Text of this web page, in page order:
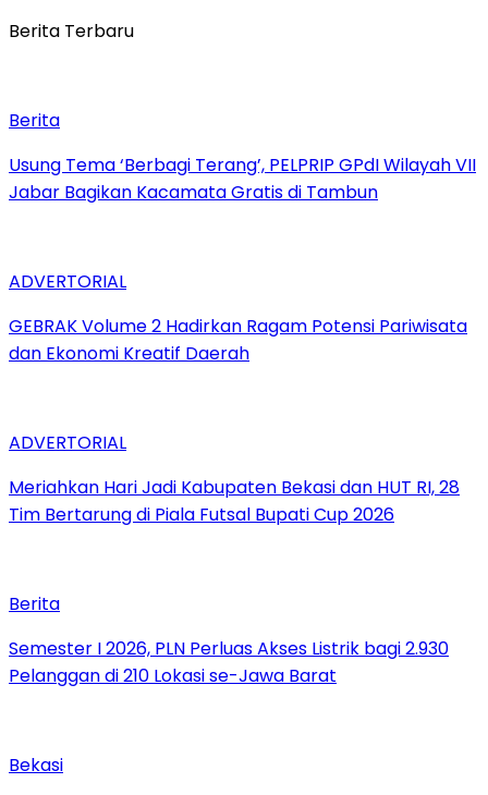
Berita Terbaru
Berita
‎Usung Tema ‘Berbagi Terang’, PELPRIP GPdI Wilayah VII
Jabar Bagikan Kacamata Gratis di Tambun
ADVERTORIAL
GEBRAK Volume 2 Hadirkan Ragam Potensi Pariwisata
dan Ekonomi Kreatif Daerah
ADVERTORIAL
Meriahkan Hari Jadi Kabupaten Bekasi dan HUT RI, 28
Tim Bertarung di Piala Futsal Bupati Cup 2026
Berita
Semester I 2026, PLN Perluas Akses Listrik bagi 2.930
Pelanggan di 210 Lokasi se-Jawa Barat
Bekasi